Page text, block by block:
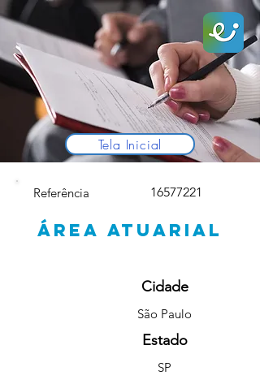
Tela Inicial
Referência 16577221
ÁREA ATUARIAL
Cidade
São Paulo
Estado
SP